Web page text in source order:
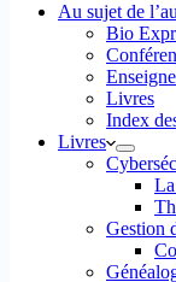
Au sujet de
Bio
Livres
Index
Livres
Gestion